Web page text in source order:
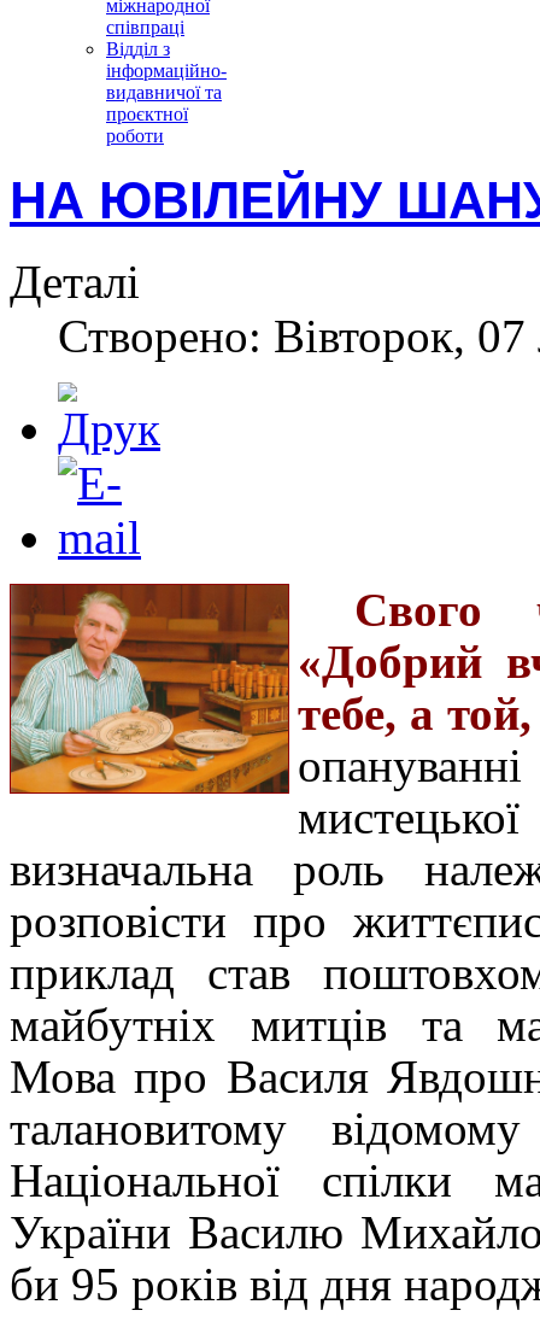
міжнародної
співпраці
Відділ з
інформаційно-
видавничої та
проєктної
роботи
НА ЮВІЛЕЙНУ
Деталі
Створено: Вівторок,
Свого
«Добрий
тебе, а
визначальна роль
розповісти про
приклад став
майбутніх митців та
Мова про Василя
талановитому
Національної спілки
України Василю
би 95 років від дня